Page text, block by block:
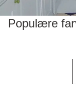
Populære